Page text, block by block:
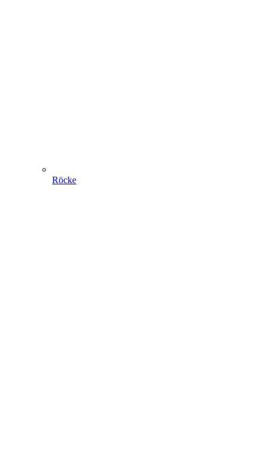
Röcke